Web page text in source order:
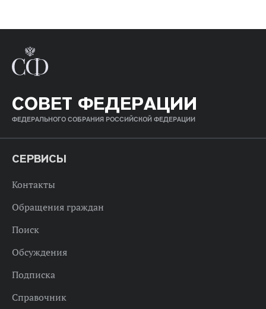
СОВЕТ ФЕДЕРАЦИИ
ФЕДЕРАЛЬНОГО СОБРАНИЯ РОССИЙСКОЙ ФЕДЕРАЦИИ
СЕРВИСЫ
Контакты
Обращения граждан
Поиск
Обсуждения
Подписка
Справочник